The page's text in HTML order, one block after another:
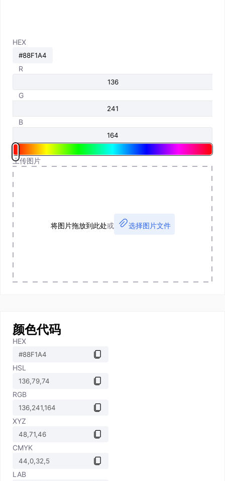
HEX
R
G
B
上传图片
将图片拖放到此处或 选择图片文件
颜色代码
HEX
HSL
RGB
XYZ
CMYK
LAB